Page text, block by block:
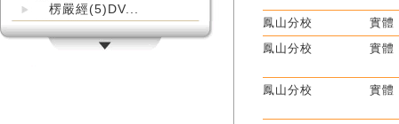
楞嚴經(5)DV...
鳳山分校
實體
鳳山分校
實體
鳳山分校 實體